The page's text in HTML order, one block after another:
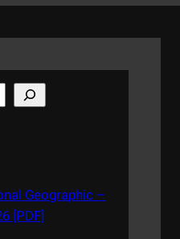
Geographic –
[PDF]